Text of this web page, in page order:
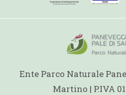
Ente Parco Naturale
Martino | P.IVA